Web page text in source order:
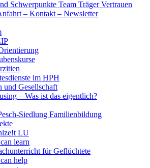
Schwerpunkte Team TrägerVertrauen
– Kontakt – Newsletter
im HPH
und Gesellschaft
– Was ist das eigentlich?
Siedlung Familienbildung
LU
learn
für Geflüchtete
help